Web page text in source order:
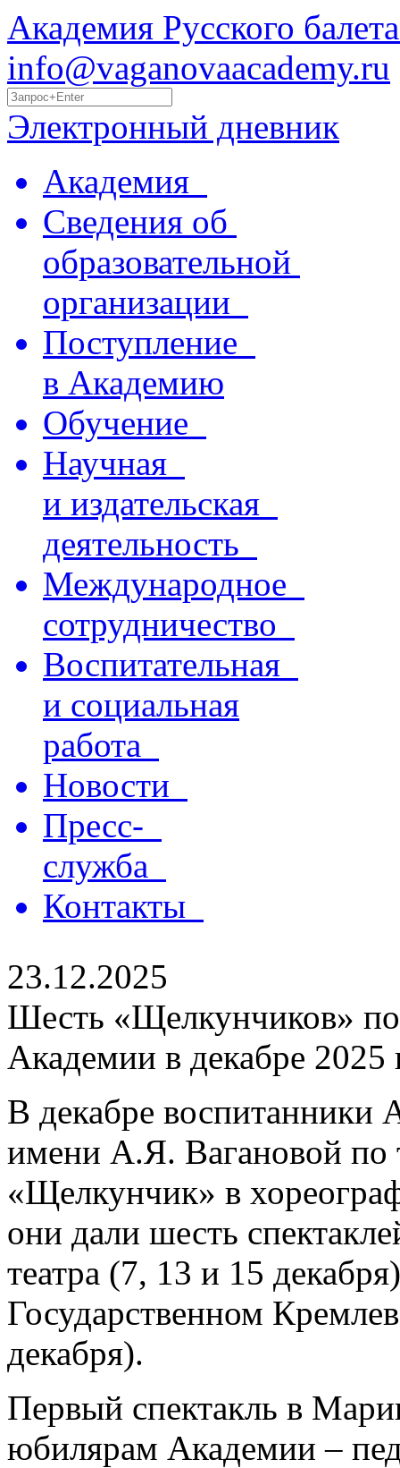
Академия Русского
info@vaganovaacademy.ru
Электронный дневник
Академия
Сведения об
образовательной
организации
Поступление
в Академию
Обучение
Научная
и издательская
деятельность
Международное
сотрудничество
Воспитательная
и социальная
работа
Новости
Пресс-
служба
Контакты
23.12.2025
Шесть «Щелкунчиков»
Академии в декабре 2025
В декабре воспитанники
имени А.Я. Вагановой по
«Щелкунчик» в
они дали шесть
театра (7, 13 и 15
Государственном
декабря).
Первый спектакль в
юбилярам Академии –